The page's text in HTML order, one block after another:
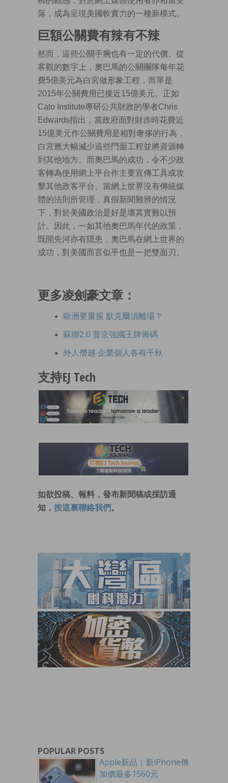
落，成為呈現美國軟實力的一種新模式。
巨額公關費有辣有不辣
然而，這些公關手腕也有一定的代價。從
客觀的數字上，奧巴馬的公關團隊每年花
費5億美元為白宮做形象工程，而單是
2015年公關費用已接近15億美元。正如
Cato Institute專研公共財政的學者Chris
Edwards指出，當政府面對財赤時花費近
15億美元作公關費用是相對奢侈的行為，
白宮應大幅減少這些門面工程並將資源轉
到其他地方。而奧巴馬的成功，令不少政
客轉為使用網上平台作主要宣傳工具或攻
擊其他政客平台。當網上世界沒有傳統媒
體的法則所管理，真假新聞難辨的情況
下，對於美國政治是好是壞其實難以預
計。因此，一如其他奧巴馬年代的政策，
既開先河亦有隱患，奧巴馬在網上世界的
成功，對美國而言似乎也是一把雙面刃。
更多凌劍豪文章：
歐洲要重振 默克爾須離場？
蘇聯2.0 普京強國王牌籌碼
外人僭越 企業個人各有千秋
支持EJ Tech
如欲投稿、報料，發布新聞稿或採訪通
知， 按這裏聯絡我們 。
POPULAR POSTS
Apple新品｜新iPhone傳
加價最多1560元